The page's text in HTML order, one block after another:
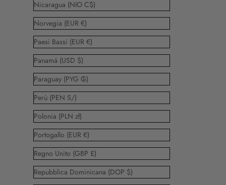
Nicaragua (NIO C$)
Norvegia (EUR €)
Paesi Bassi (EUR €)
Panamá (USD $)
Paraguay (PYG ₲)
Perù (PEN S/)
Polonia (PLN zł)
Portogallo (EUR €)
Regno Unito (GBP £)
Repubblica Dominicana (DOP $)